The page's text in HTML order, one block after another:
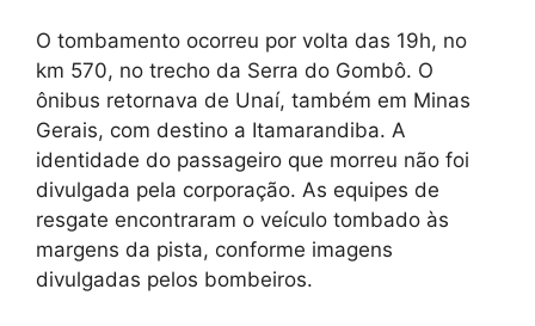
O tombamento ocorreu por volta das 19h, no
km 570, no trecho da Serra do Gombô. O
ônibus retornava de Unaí, também em Minas
Gerais, com destino a Itamarandiba. A
identidade do passageiro que morreu não foi
divulgada pela corporação. As equipes de
resgate encontraram o veículo tombado às
margens da pista, conforme imagens
divulgadas pelos bombeiros.